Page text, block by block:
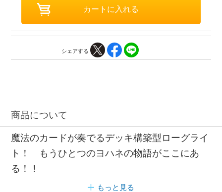
シェアする
商品について
魔法のカードが奏でるデッキ構築型ローグライ
ト！ もうひとつのヨハネの物語がここにあ
る！！
もっと見る